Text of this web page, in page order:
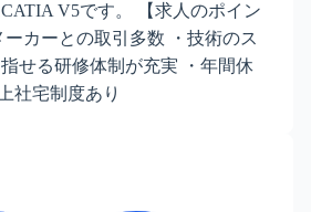
V5です。 【求人のポイン
ーカーとの取引多数 ・技術のス
せる研修体制が充実 ・年間休
社宅制度あり